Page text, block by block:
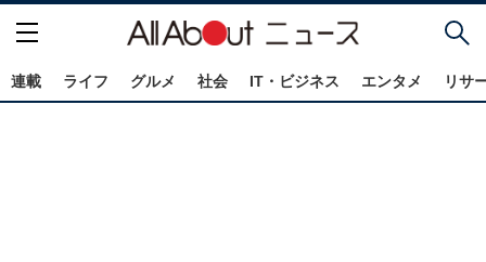
連載 ライフ グルメ 社会 IT・ビジネス エンタメ リサ